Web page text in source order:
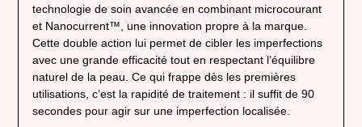
technologie de soin avancée en combinant microcourant
et Nanocurrent™, une innovation propre à la marque.
Cette double action lui permet de cibler les imperfections
avec une grande efficacité tout en respectant l’équilibre
naturel de la peau. Ce qui frappe dès les premières
utilisations, c’est la rapidité de traitement : il suffit de 90
secondes pour agir sur une imperfection localisée.